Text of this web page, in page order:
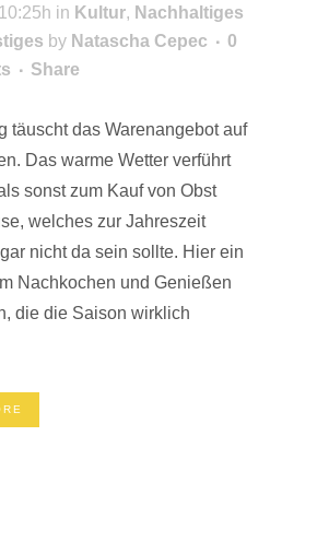
in Kultur, Nachhaltiges
by Natascha Cepec
0
Share
täuscht das Warenangebot auf
Das warme Wetter verführt
sonst zum Kauf von Obst
welches zur Jahreszeit
nicht da sein sollte. Hier ein
Nachkochen und Genießen
die die Saison wirklich